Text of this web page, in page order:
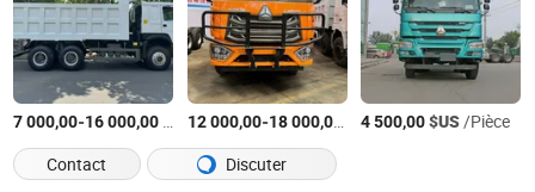
7 000,00-16 000,00 /Pièce
12 000,00-18 000,00 $US/Pièce
4 500,00$US/Pièce
Contact
Discuter